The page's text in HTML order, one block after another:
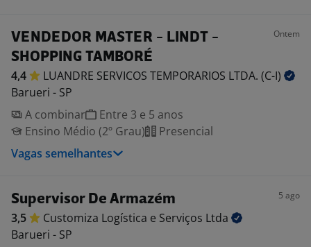
VENDEDOR MASTER - LINDT -
SHOPPING TAMBORÉ
Ontem
4,4 LUANDRE SERVICOS TEMPORARIOS LTDA. (C-I)
Barueri - SP
A combinar
Entre 3 e 5 anos
Ensino Médio (2º Grau)
Presencial
Vagas semelhantes
Supervisor De Armazém 5 ago
3,5 Customiza Logística e Serviços Ltda
Barueri - SP